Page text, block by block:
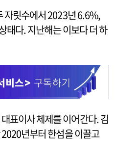
자릿수에서 2023년 6.6%,
태다. 지난해는 이보다 더 하
표이사 체제를 이어간다. 김
년부터 한섬을 이끌고